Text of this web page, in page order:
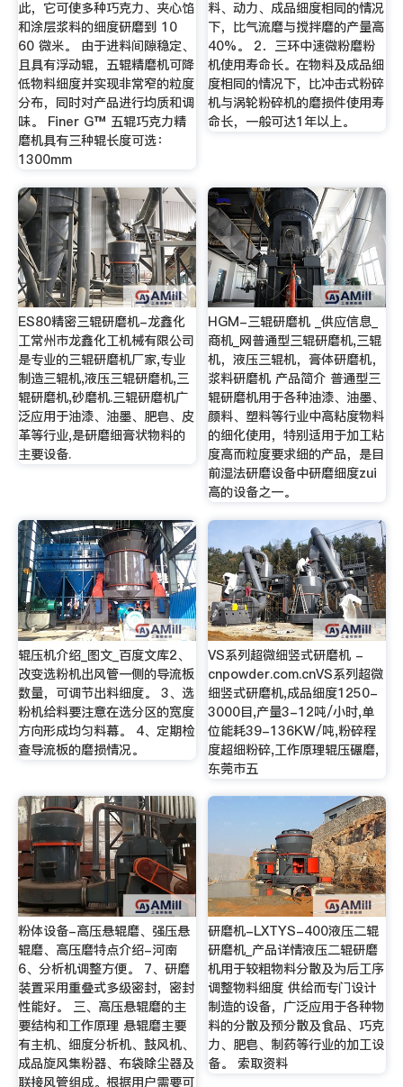
此，它可使多种巧克力、夹心馅
和涂层浆料的细度研磨到 10
60 微米。 由于进料间隙稳定、
且具有浮动辊，五辊精磨机可降
低物料细度并实现非常窄的粒度
分布，同时对产品进行均质和调
味。 Finer G™ 五辊巧克力精
磨机具有三种辊长度可选：
1300mm
料、动力、成品细度相同的情况
下，比气流磨与搅拌磨的产量高
40%。 2．三环中速微粉磨粉
机使用寿命长。在物料及成品细
度相同的情况下，比冲击式粉碎
机与涡轮粉碎机的磨损件使用寿
命长，一般可达1年以上。
ES80精密三辊研磨机-龙鑫化
工常州市龙鑫化工机械有限公司
是专业的三辊研磨机厂家,专业
制造三辊机,液压三辊研磨机,三
辊研磨机,砂磨机.三辊研磨机广
泛应用于油漆、油墨、肥皂、皮
革等行业,是研磨细膏状物料的
主要设备.
HGM-三辊研磨机 _供应信息_
商机_网普通型三辊研磨机,三辊
机，液压三辊机，膏体研磨机，
浆料研磨机 产品简介 普通型三
辊研磨机用于各种油漆、油墨、
颜料、塑料等行业中高粘度物料
的细化使用，特别适用于加工粘
度高而粒度要求细的产品，是目
前湿法研磨设备中研磨细度zui
高的设备之一。
辊压机介绍_图文_百度文库2、
改变选粉机出风管一侧的导流板
数量，可调节出料细度。 3、选
粉机给料要注意在选分区的宽度
方向形成均匀料幕。 4、定期检
查导流板的磨损情况。
VS系列超微细竖式研磨机 -
cnpowder.com.cnVS系列超微
细竖式研磨机,成品细度1250-
3000目,产量3-12吨/小时,单
位能耗39-136KW/吨,粉碎程
度超细粉碎,工作原理辊压碾磨,
东莞市五
粉体设备-高压悬辊磨、强压悬
辊磨、高压磨特点介绍-河南
6、分析机调整方便。 7、研磨
装置采用重叠式多级密封，密封
性能好。 三、高压悬辊磨的主
要结构和工作原理 悬辊磨主要
有主机、细度分析机、鼓风机、
成品旋风集粉器、布袋除尘器及
联接风管组成。根据用户需要可
研磨机-LXTYS-400液压二辊
研磨机_产品详情液压二辊研磨
机用于较粗物料分散及为后工序
调整物料细度 供给而专门设计
制造的设备，广泛应用于各种物
料的分散及预分散及食品、巧克
力、肥皂、制药等行业的加工设
备。 索取资料